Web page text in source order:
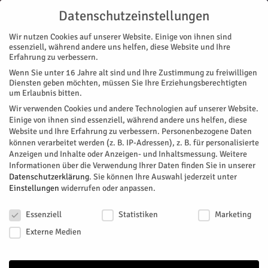
Start Stadtteile Jülich Virtuelle Türchen öffnen
STADTTEILE JÜLICH
Virtuelle Türchen öffnen
VonStadt Jülich- November 30, 2024 145 0
Facebook Twitter
Datenschutzeinstellungen
Wir nutzen Cookies auf unserer Website. Einige von ihnen sind
essenziell, während andere uns helfen, diese Website und Ihre
Erfahrung zu verbessern.
Wenn Sie unter 16 Jahre alt sind und Ihre Zustimmung zu freiwilligen
Diensten geben möchten, müssen Sie Ihre Erziehungsberechtigten
um Erlaubnis bitten.
Wir verwenden Cookies und andere Technologien auf unserer Website.
Einige von ihnen sind essenziell, während andere uns helfen, diese
Website und Ihre Erfahrung zu verbessern. Personenbezogene Daten
können verarbeitet werden (z. B. IP-Adressen), z. B. für personalisierte
Anzeigen und Inhalte oder Anzeigen- und Inhaltsmessung. Weitere
Informationen über die Verwendung Ihrer Daten finden Sie in unserer
Datenschutzerklärung. Sie können Ihre Auswahl jederzeit unter
Einstellungen widerrufen oder anpassen.
Essenziell
Statistiken
Marketing
Externe Medien